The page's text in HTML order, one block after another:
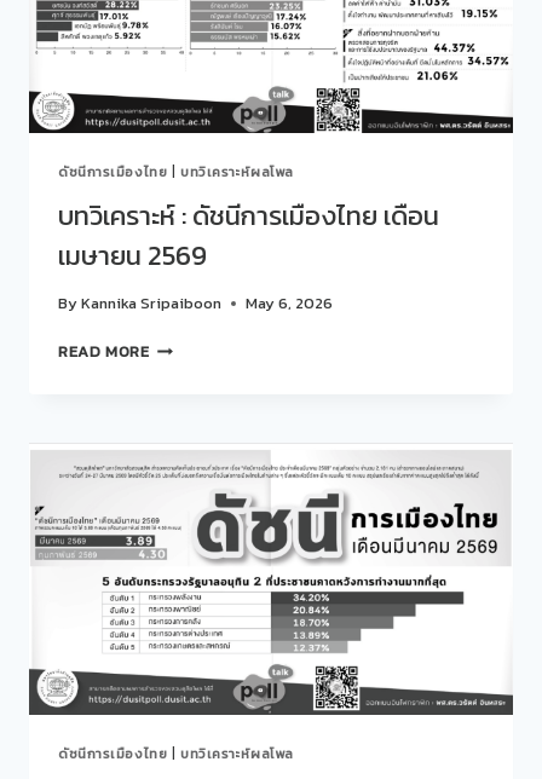
ฟื้น
ตัว
ที่
เปราะ
บาง
ดัชนีการเมืองไทย บทวิเคราะห์ผลโพล
บทวิเคราะห์ : ดัชนีการเมืองไทย เดือน
เมษายน 2569
ByKannika Sripaiboon May 6, 2026
READ MOREบท
การเมือง
ไทย
เมษายน
2569
ดัชนีการเมืองไทย บทวิเคราะห์ผลโพล